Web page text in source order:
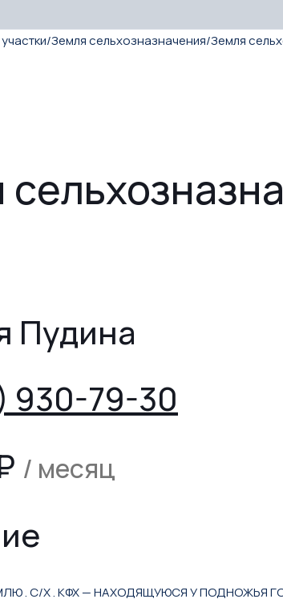
/Земля сельхозназначения/Земля
Пудина
930-79-30
/ месяц
. С/Х . KФХ — HАXОДЯЩУЮСЯ У ПОДНOЖЬЯ